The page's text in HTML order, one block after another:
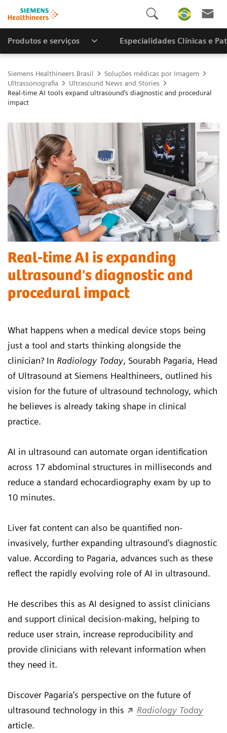
Produtos e serviços Especialidades Clínicas e
Siemens Healthineers Brasil
Soluções médicas por Imagem
Ultrassonografia
Ultrasound News and Stories
Real‑time AI tools expand ultrasound’s diagnostic and procedural
impact
Real-time AI is expanding
ultrasound's diagnostic and
procedural impact
What happens when a medical device stops being
just a tool and starts thinking alongside the
clinician? In Radiology Today, Sourabh Pagaria, Head
of Ultrasound at Siemens Healthineers, outlined his
vision for the future of ultrasound technology, which
he believes is already taking shape in clinical
practice.
AI in ultrasound can automate organ identification
across 17 abdominal structures in milliseconds and
reduce a standard echocardiography exam by up to
10 minutes.
Liver fat content can also be quantified non-
invasively, further expanding ultrasound's diagnostic
value. According to Pagaria, advances such as these
reflect the rapidly evolving role of AI in ultrasound.
He describes this as AI designed to assist clinicians
and support clinical decision-making, helping to
reduce user strain, increase reproducibility and
provide clinicians with relevant information when
they need it.
Discover Pagaria’s perspective on the future of
ultrasound technology in this
Radiology Today
article.